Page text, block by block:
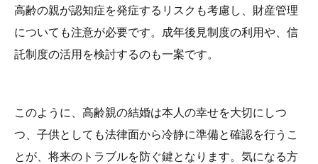
高齢の親が認知症を発症するリスクも考慮し、財産管理
についても注意が必要です。成年後見制度の利用や、信
託制度の活用を検討するのも一案です。
このように、高齢親の結婚は本人の幸せを大切にしつ
つ、子供としても法律面から冷静に準備と確認を行うこ
とが、将来のトラブルを防ぐ鍵となります。気になる方